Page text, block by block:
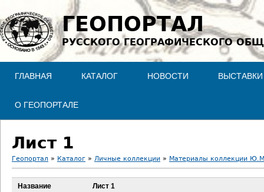
Jump to navigation
ГЕОПОРТАЛ
РУССКОГО ГЕОГРАФИЧЕСКОГО
ГЛАВНАЯ КАТАЛОГ НОВОСТИ ВЫСТАВКИ
О ГЕОПОРТАЛЕ
Лист 1
В
Геопортал » Каталог » Личные коллекции » Материалы коллекции
Название Лист 1